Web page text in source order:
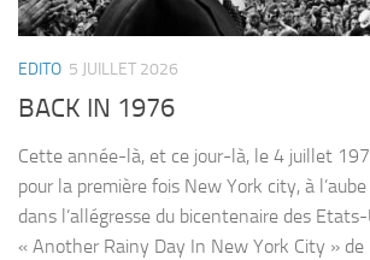
EDITO 5 JUILLET 2026
BACK IN 1976
Cette année-là, et ce jour-là, le 4 juillet
pour la première fois New York city, à
dans l’allégresse du bicentenaire des
« Another Rainy Day In New York City » de